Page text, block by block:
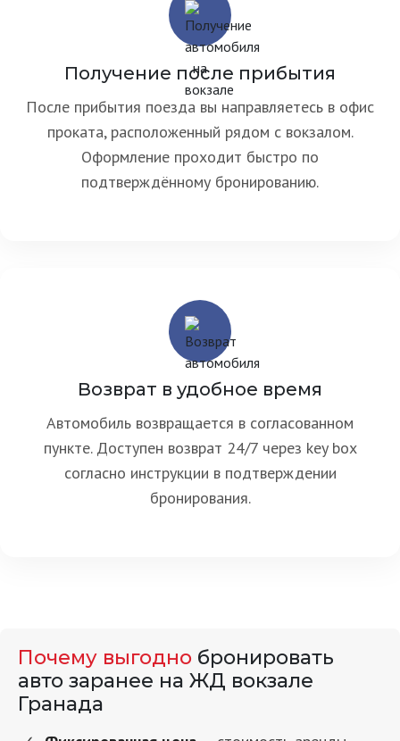
Получение после прибытия
После прибытия поезда вы направляетесь в офис
проката, расположенный рядом с вокзалом.
Оформление проходит быстро по
подтверждённому бронированию.
Возврат в удобное время
Автомобиль возвращается в согласованном
пункте. Доступен возврат 24/7 через key box
согласно инструкции в подтверждении
бронирования.
Почему выгодно бронировать
авто заранее на ЖД вокзале
Гранада